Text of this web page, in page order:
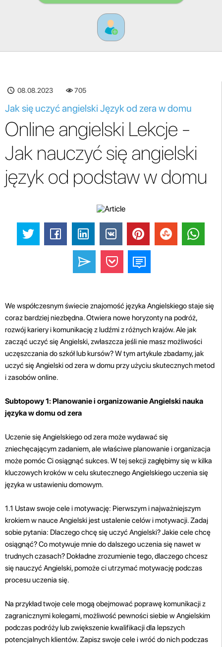
08.08.2023 705
Jak się uczyć angielski Język od zera w domu
Online angielski Lekcje -
Jak nauczyć się angielski
język od podstaw w domu
We współczesnym świecie znajomość języka Angielskiego staje się
coraz bardziej niezbędna. Otwiera nowe horyzonty na podróż,
rozwój kariery i komunikację z ludźmi z różnych krajów. Ale jak
zacząć uczyć się Angielski, zwłaszcza jeśli nie masz możliwości
uczęszczania do szkół lub kursów? W tym artykule zbadamy, jak
uczyć się Angielski od zera w domu przy użyciu skutecznych metod
i zasobów online.
Subtopowy 1: Planowanie i organizowanie Angielski nauka
języka w domu od zera
Uczenie się Angielskiego od zera może wydawać się
zniechęcającym zadaniem, ale właściwe planowanie i organizacja
może pomóc Ci osiągnąć sukces. W tej sekcji zagłębimy się w kilka
kluczowych kroków w celu skutecznego Angielskiego uczenia się
języka w ustawieniu domowym.
1.1 Ustaw swoje cele i motywację: Pierwszym i najważniejszym
krokiem w nauce Angielski jest ustalenie celów i motywacji. Zadaj
sobie pytania: Dlaczego chcę się uczyć Angielski? Jakie cele chcę
osiągnąć? Co motywuje mnie do dalszego uczenia się nawet w
trudnych czasach? Dokładne zrozumienie tego, dlaczego chcesz
się nauczyć Angielski, pomoże ci utrzymać motywację podczas
procesu uczenia się.
Na przykład twoje cele mogą obejmować poprawę komunikacji z
zagranicznymi kolegami, możliwość pewności siebie w Angielskim
podczas podróży lub zwiększenie kwalifikacji dla lepszych
potencjalnych klientów. Zapisz swoje cele i wróć do nich podczas